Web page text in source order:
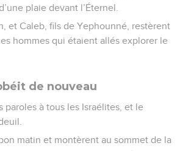
plaie devant l’Éternel.
et Caleb, fils de Yephounné, restèrent
hommes qui étaient allés explorer le
de nouveau
paroles à tous les Israélites, et le
matin et montèrent au sommet de la